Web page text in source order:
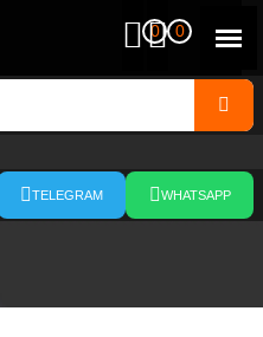
0 0
TELEGRAM WHATSAPP